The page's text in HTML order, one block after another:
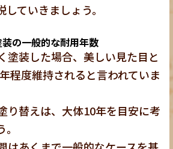
ていきましょう。
装の一般的な耐用年数
塗装した場合、美しい見た目と
程度維持されると言われていま
り替えは、大体10年を目安に考
。